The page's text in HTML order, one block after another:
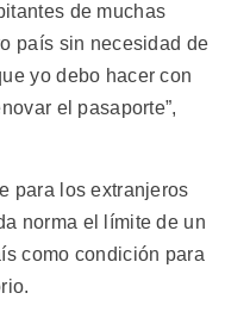
de muchas
país sin necesidad de
yo debo hacer con
el pasaporte”,
para los extranjeros
norma el límite de un
como condición para